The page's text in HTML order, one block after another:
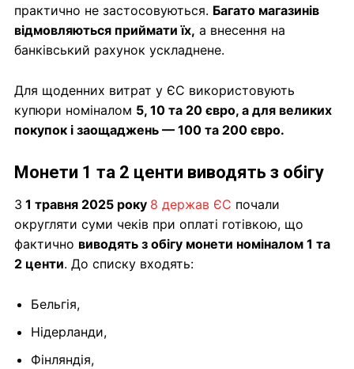
практично не застосовуються. Багато магазинів
відмовляються приймати їх, а внесення на
банківський рахунок ускладнене.
Для щоденних витрат у ЄС використовують
купюри номіналом 5, 10 та 20 євро, а для великих
покупок і заощаджень — 100 та 200 євро.
Монети 1 та 2 центи виводять з обігу
З 1 травня 2025 року 8 держав ЄС почали
округляти суми чеків при оплаті готівкою, що
фактично виводять з обігу монети номіналом 1 та
2 центи. До списку входять:
Бельгія,
Нідерланди,
Фінляндія,